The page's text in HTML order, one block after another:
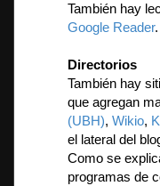
También hay
Google Reader.
Directorios
También hay
que agregan
(UBH), Wikio,
el lateral del
Como se
programas de